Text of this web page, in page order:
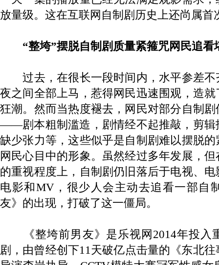
放量级。这在互联网自制剧历史上还尚属首
“整垮”摆脱自制剧质量紧箍咒网民追看
过去，在很长一段时间内，水平参差不
夜之间全部上马，惹得网民迅速围观，造
狂潮。然而当热度褪去，网民对部分自制
——剧本粗制滥造，剧情经不起推敲，剪辑
缺少张力等，这些似乎是自制剧难以摆脱
网民心目中的形象。虽然经过多年发展，
的重视程度上，自制剧仍旧落后于电视、
电影和MV，很少人会主动去追看一部自
友》的出现，打破了这一僵局。
《整垮前男友》是乐视网2014年投入
剧，由曾经创下11天破亿点击量的《东北